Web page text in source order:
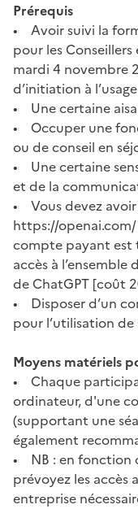
Prérequis
• Avoir suivi la
pour les
mardi 4 novembre
d’initiation à
• Une certaine
• Occuper une
ou de conseil en
• Une certaine
et de la
• Vous devez
https://openai.com/
compte payant est
accès à
de ChatGPT [coût
• Disposer d’un
pour l’utilisation
Moyens matériels
• Chaque
ordinateur, d'une
(supportant une
également
• NB : en fonction
prévoyez les
entreprise